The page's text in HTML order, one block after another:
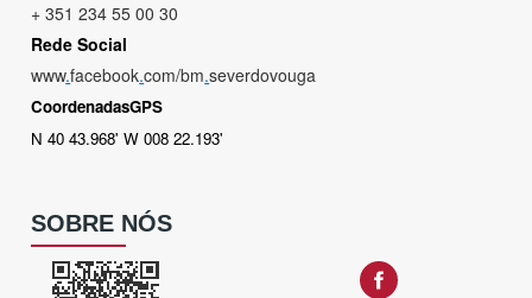
+ 351 234 55 00 30
Rede Social
www.facebook.com/bm.severdovouga
CoordenadasGPS
N 40 43.968' W 008 22.193'
SOBRE NÓS